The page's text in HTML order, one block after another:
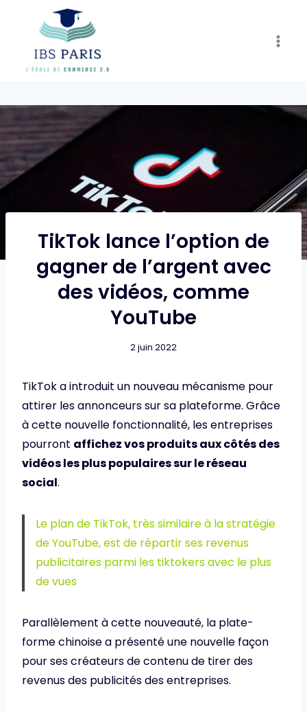
content
TikTok lance l’option de
gagner de l’argent avec
des vidéos, comme
YouTube
2 juin 2022
TikTok a introduit un nouveau mécanisme pour
attirer les annonceurs sur sa plateforme. Grâce
à cette nouvelle fonctionnalité, les entreprises
pourront affichez vos produits aux côtés des
vidéos les plus populaires sur le réseau
social.
Le plan de TikTok, très similaire à la stratégie
de YouTube, est de répartir ses revenus
publicitaires parmi les tiktokers avec le plus
de vues
Parallèlement à cette nouveauté, la plate-
forme chinoise a présenté une nouvelle façon
pour ses créateurs de contenu de tirer des
revenus des publicités des entreprises.